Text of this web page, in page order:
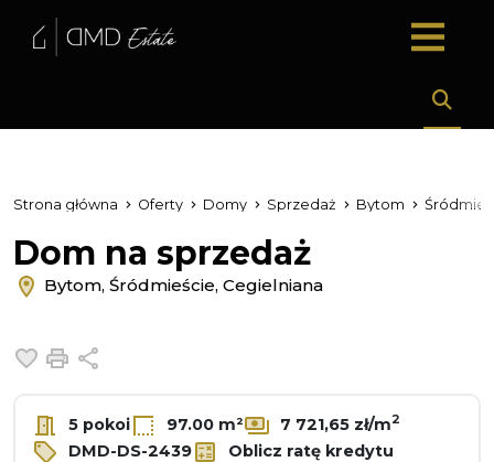
Strona główna Oferty Domy Sprzedaż Bytom
Dom na sprzedaż
Bytom, Śródmieście, Cegielniana
Dodaj do ulubionych
Drukuj
5 pokoi 97.00 m² 7 721,65 zł/m2
DMD-DS-2439 Oblicz ratę kredytu